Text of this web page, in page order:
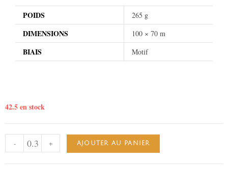
POIDS 265 g
DIMENSIONS 100 × 70 m
BIAIS Motif
42.5 en stock
- + AJOUTER AU PANIER